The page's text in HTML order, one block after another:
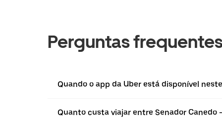
Perguntas
Quando o app da Uber está disponível
Quanto custa viajar entre Senador Canedo